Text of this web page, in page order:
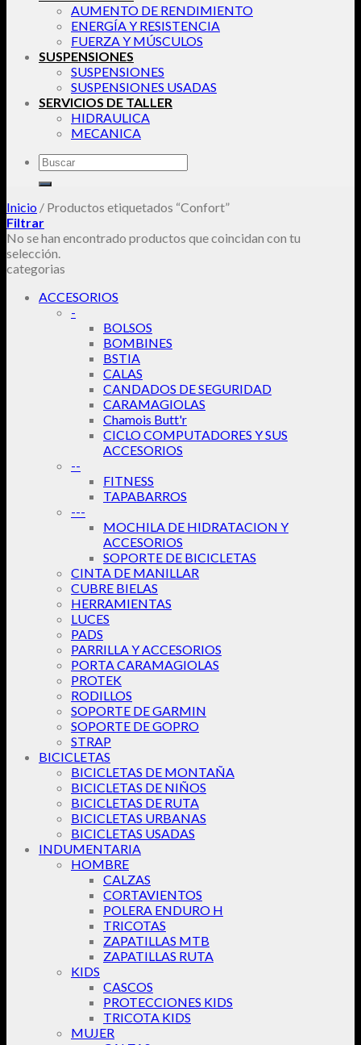
AUMENTO DE RENDIMIENTO
ENERGÍA Y RESISTENCIA
FUERZA Y MÚSCULOS
SUSPENSIONES
SUSPENSIONES
SUSPENSIONES USADAS
SERVICIOS DE TALLER
HIDRAULICA
MECANICA
Buscar
por:
Inicio / Productos etiquetados “Confort”
Filtrar
No se han encontrado productos que coincidan con tu
selección.
categorias
ACCESORIOS
-
BOLSOS
BOMBINES
BSTIA
CALAS
CANDADOS DE SEGURIDAD
CARAMAGIOLAS
Chamois Butt'r
CICLO COMPUTADORES Y SUS
ACCESORIOS
--
FITNESS
TAPABARROS
---
MOCHILA DE HIDRATACION Y
ACCESORIOS
SOPORTE DE BICICLETAS
CINTA DE MANILLAR
CUBRE BIELAS
HERRAMIENTAS
LUCES
PADS
PARRILLA Y ACCESORIOS
PORTA CARAMAGIOLAS
PROTEK
RODILLOS
SOPORTE DE GARMIN
SOPORTE DE GOPRO
STRAP
BICICLETAS
BICICLETAS DE MONTAÑA
BICICLETAS DE NIÑOS
BICICLETAS DE RUTA
BICICLETAS URBANAS
BICICLETAS USADAS
INDUMENTARIA
HOMBRE
CALZAS
CORTAVIENTOS
POLERA ENDURO H
TRICOTAS
ZAPATILLAS MTB
ZAPATILLAS RUTA
KIDS
CASCOS
PROTECCIONES KIDS
TRICOTA KIDS
MUJER